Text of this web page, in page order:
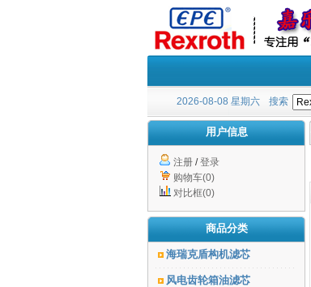
2026-08-08 星期六 搜索
用户信息
注册 /登录
购物车(0)
对比框(0)
商品分类
海瑞克盾构机滤芯
风电齿轮箱油滤芯